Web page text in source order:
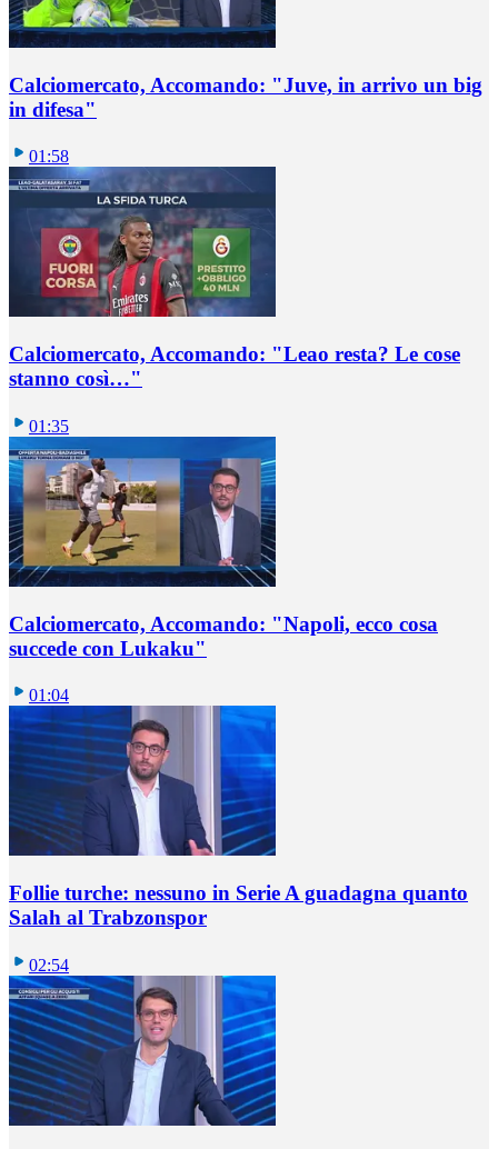
Calciomercato, Accomando: "Juve, in arrivo un big
in difesa"
01:58
Calciomercato, Accomando: "Leao resta? Le cose
stanno così…"
01:35
Calciomercato, Accomando: "Napoli, ecco cosa
succede con Lukaku"
01:04
Follie turche: nessuno in Serie A guadagna quanto
Salah al Trabzonspor
02:54